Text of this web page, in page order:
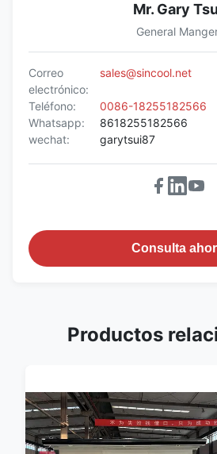
Mr. Gary
General
Correo
electrónico:
sales@sincool.net
Teléfono:
0086-18255182566
Whatsapp:
8618255182566
wechat:
garytsui87
Consulta
Productos